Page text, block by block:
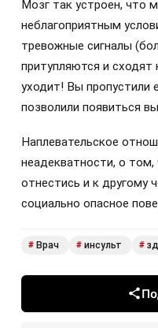
Мозг так устроен, что
неблагоприятным
тревожные сигналы
притупляются и сходят
уходит! Вы пропустили
позволили появиться
Наплевательское
неадекватности, о
отнестись и к другому
социально опасное
# Врач # инсульт #